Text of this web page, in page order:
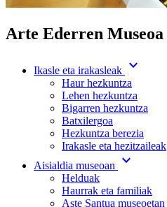
Arte Ederren Museoa
Ikasle eta irakasleak expand_more
Haur hezkuntza
Lehen hezkuntza
Bigarren hezkuntza
Batxilergoa
Hezkuntza berezia
Irakasle eta hezitzaileak
Aisialdia museoan
expand_more
Helduak
Haurrak eta familiak
Aste Santua museoetan